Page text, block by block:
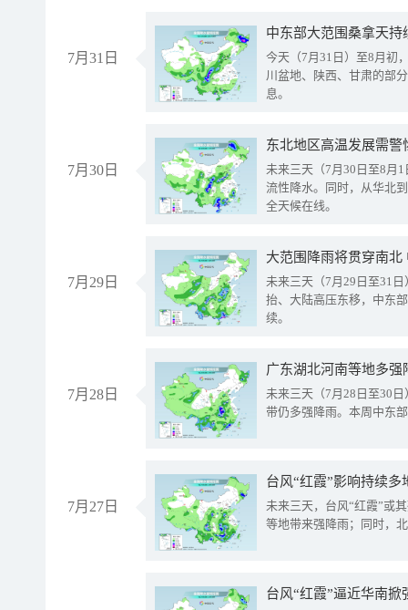
7月31日
中东部大范围桑拿天
今天（7月31日）至8月初
川盆地、陕西、甘肃的部
息。
7月30日
东北地区高温发展需
未来三天（7月30日至8月
流性降水。同时，从华北
全天候在线。
7月29日
大范围降雨将贯穿南
未来三天（7月29日至31
抬、大陆高压东移，中东
续。
7月28日
广东湖北河南等地多
未来三天（7月28日至30
带仍多强降雨。本周中东
7月27日
台风“红霞”影响持续
未来三天，台风“红霞”或
等地带来强降雨；同时，
台风“红霞”逼近华南